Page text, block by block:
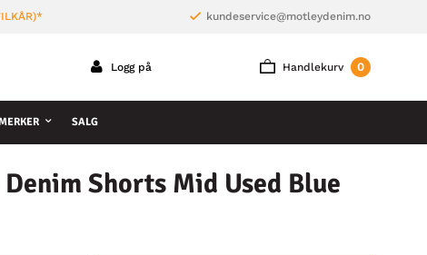
kundeservice@motleydenim.no
Handlekurv 0
Logg på
SALG
Shorts Mid Used Blue